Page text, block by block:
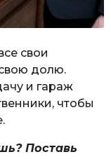
свои
долю.
и гараж
чтобы
Поставь